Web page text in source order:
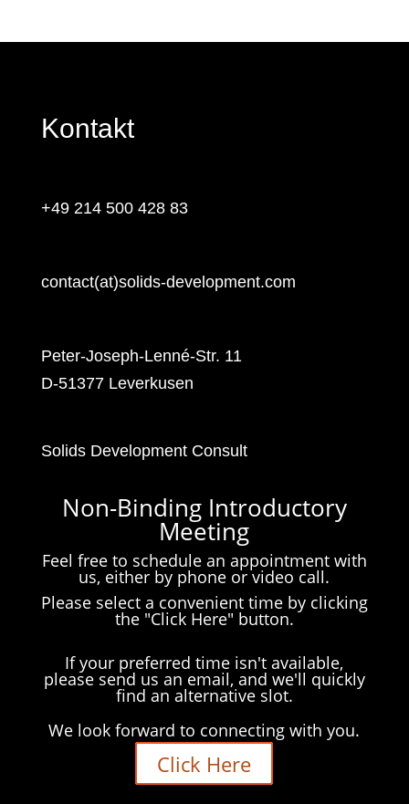
Kontakt
+49 214 500 428 83
contact(at)solids-development.com
Peter-Joseph-Lenné-Str. 11
D-51377 Leverkusen
Solids Development Consult
Non-Binding Introductory
Meeting
Feel free to schedule an appointment with
us, either by phone or video call.
Please select a convenient time by clicking
the "Click Here" button.
If your preferred time isn't available,
please send us an email, and we'll quickly
find an alternative slot.
We look forward to connecting with you.
Click Here